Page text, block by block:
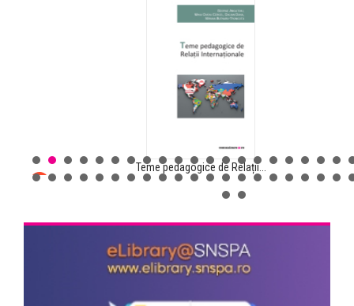
Teme pedagogice de Relații...